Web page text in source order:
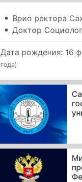
Врио ректора
Доктор
Дата рождения: 16
года)